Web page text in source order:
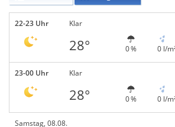
22-23 Uhr Klar
28° 0 % 0 l/
23-00 Uhr Klar
28° 0 % 0 l/
Samstag, 08.08.